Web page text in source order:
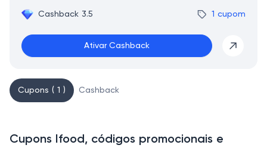
Cashback 3.5 1 cupom
Ativar Cashback
Cupons ( 1 ) Cashback
Cupons Ifood, códigos promocionais e